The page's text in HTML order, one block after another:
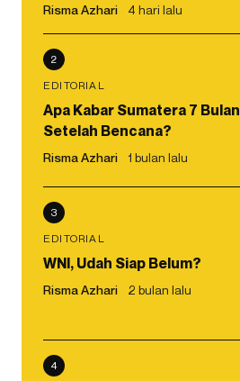
Risma Azhari 4 hari lalu
2
EDITORIAL
Apa Kabar Sumatera 7 Bulan
Setelah Bencana?
Risma Azhari 1 bulan lalu
3
EDITORIAL
WNI, Udah Siap Belum?
Risma Azhari 2 bulan lalu
4